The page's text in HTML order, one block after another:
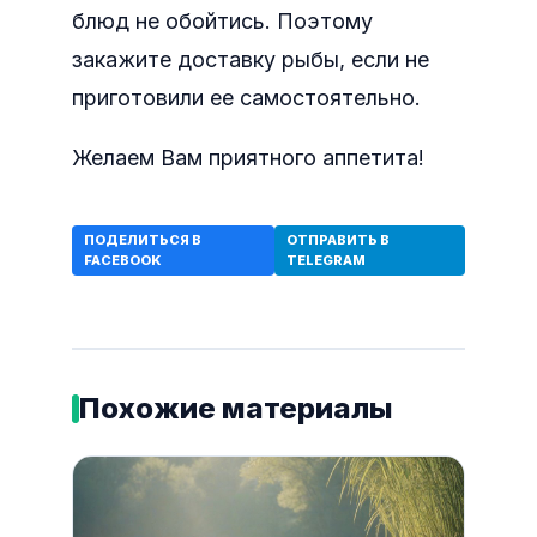
блюд не обойтись. Поэтому
закажите доставку рыбы, если не
приготовили ее самостоятельно.
Желаем Вам приятного аппетита!
ПОДЕЛИТЬСЯ В
FACEBOOK
ОТПРАВИТЬ В
TELEGRAM
Похожие материалы